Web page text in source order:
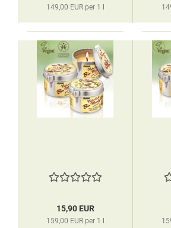
149,00 EUR per 1 l
15,90 EUR
159,00 EUR per 1 l